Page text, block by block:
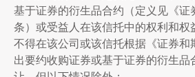
基于证券的衍生品合约（定义见《证
条）或受益人在该信托中的权利和权
不得在该公司或该信托根据《证券和
出要约收购证券或基于证券的衍生品